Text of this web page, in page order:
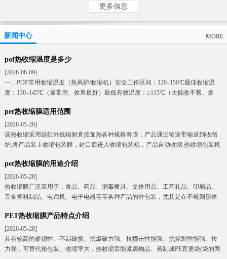
更多信息
新闻中心 MORE
pof热收缩温度是多少
[2026-06-09]
一、POF常用收缩温度（热风炉/收缩机）安全工作区间：120–150℃最佳收缩温
度：130–145℃（最常用、效果最好）最低有效温度：≥115℃（太低收不紧、发
pet热收缩膜适用范围
[2026-05-28]
该热收缩采用远红外线辐射直接加热各种规格薄膜，产品通过输送带输送到收缩
炉,将产品装上收缩包装膜，封口后进入收缩包装机，产品自动收缩.热收缩包装机
pet热收缩膜的用途介绍
[2026-05-28]
热收缩膜广泛应用于：食品、药品、消毒餐具、文体用品、工艺礼品、印刷品、
五金塑料制品、电话机、电子电器等等各种产品的外包装，尤其是在不规则形体
PET热收缩膜产品特点介绍
[2026-05-28]
具有较高的柔韧性、不易破损、抗爆破力强、抗撞击性能强、抗撕裂性能强、拉
力强，可替代箱包装。收缩率大，热收缩后能紧裹物品、若制成PE直通袋(袋的两